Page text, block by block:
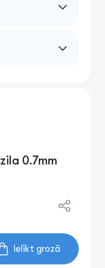
0.7mm
Ielikt grozā